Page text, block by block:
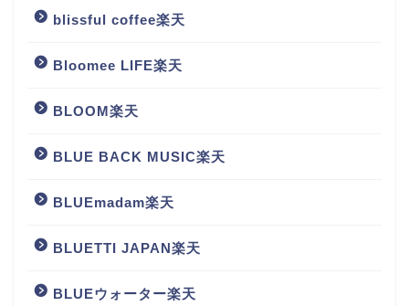
blissful coffee楽天
Bloomee LIFE楽天
BLOOM楽天
BLUE BACK MUSIC楽天
BLUEmadam楽天
BLUETTI JAPAN楽天
BLUEウォーター楽天